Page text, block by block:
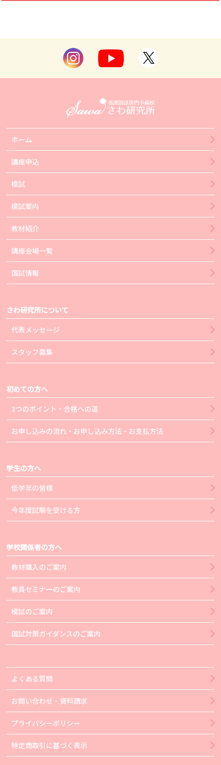
ホーム
講座申込
模試
模試案内
教材紹介
講座会場一覧
国試情報
さわ研究所について
代表メッセージ
スタッフ募集
初めての方へ
3つのポイント・合格への道
お申し込みの流れ・お申し込み方法・お支払方法
学生の方へ
低学年の皆様
今年度試験を受ける方
学校関係者の方へ
教材購入のご案内
教員セミナーのご案内
模試のご案内
国試対策ガイダンスのご案内
よくある質問
お問い合わせ・資料請求
プライバシーポリシー
特定商取引に基づく表示